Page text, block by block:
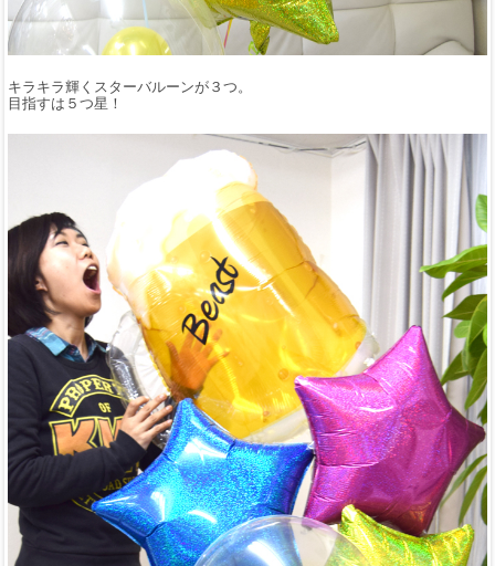
キラキラ輝くスターバルーンが３つ。
目指すは５つ星！